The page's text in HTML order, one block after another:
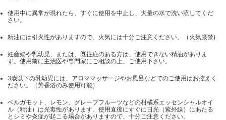
使用中に異常が現れたら、すぐに使用を中止し、大量の水で洗い流してくだ
さい。
精油には引火性がありますので、火気には十分ご注意ください。（火気厳禁)
妊産婦や乳幼児、または、既往症のある方は、使用できない精油がありま
す。使用前に主治医や専門家にご相談の上、ご使用下さい。
3歳以下の乳幼児には、アロママッサージやお風呂などでのご使用はお控えく
ださい。（芳香浴のみ使用可能）
ベルガモット、レモン、グレープフルーツなどの柑橘系エッセンシャルオイ
ル（精油）は光毒性があります。使用直後にすぐに日光（紫外線）にあたる
とシミや炎症が起こる場合がありますので、十分ご注意ください。